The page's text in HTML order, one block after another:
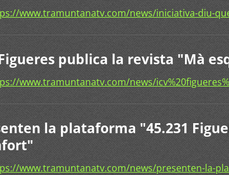
www.tramuntanatv.com/news/iniciativa-diu-
publica la revista "Mà
www.tramuntanatv.com/news/
la plataforma "45.231
www.tramuntanatv.com/news/presenten-la-